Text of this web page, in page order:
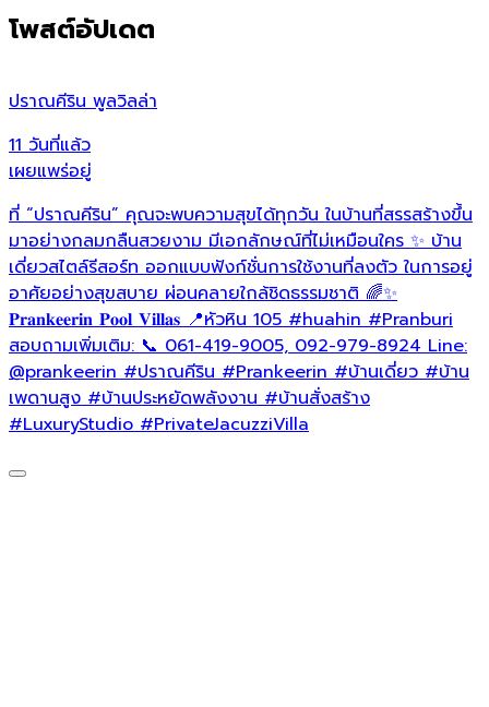
โพสต์อัปเดต
ปราณคีริน พูลวิลล่า
11 วันที่แล้ว
เผยแพร่อยู่
ที่ “ปราณคีริน” คุณจะพบความสุขได้ทุกวัน ในบ้านที่สรรสร้างขึ้น
มาอย่างกลมกลืนสวยงาม มีเอกลักษณ์ที่ไม่เหมือนใคร ✨ บ้าน
เดี่ยวสไตล์รีสอร์ท ออกแบบฟังก์ชั่นการใช้งานที่ลงตัว ในการอยู่
อาศัยอย่างสุขสบาย ผ่อนคลายใกล้ชิดธรรมชาติ 🌈✨
𝐏𝐫𝐚𝐧𝐤𝐞𝐞𝐫𝐢𝐧 𝐏𝐨𝐨𝐥 𝐕𝐢𝐥𝐥𝐚𝐬 📍หัวหิน 105 #huahin #Pranburi
สอบถามเพิ่มเติม: 📞 061-419-9005, 092-979-8924 Line:
@prankeerin #ปราณคีริน #Prankeerin #บ้านเดี่ยว #บ้าน
เพดานสูง #บ้านประหยัดพลังงาน #บ้านสั่งสร้าง
#LuxuryStudio #PrivateJacuzziVilla